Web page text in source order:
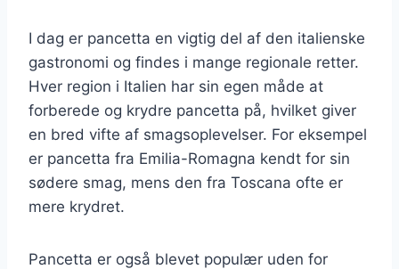
I dag er pancetta en vigtig del af den italienske
gastronomi og findes i mange regionale retter.
Hver region i Italien har sin egen måde at
forberede og krydre pancetta på, hvilket giver
en bred vifte af smagsoplevelser. For eksempel
er pancetta fra Emilia-Romagna kendt for sin
sødere smag, mens den fra Toscana ofte er
mere krydret.
Pancetta er også blevet populær uden for